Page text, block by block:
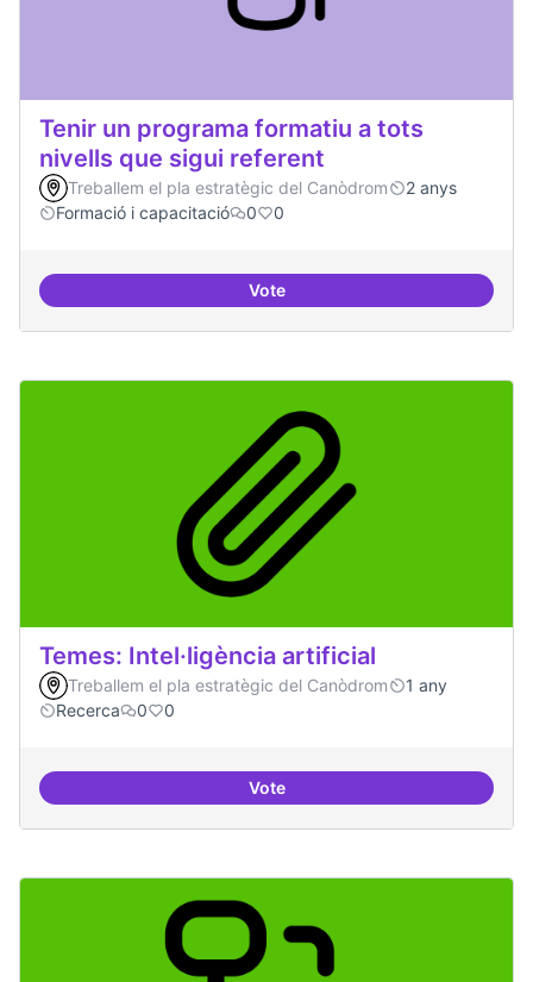
Tenir un programa formatiu a tots
nivells que sigui referent
Treballem el pla estratègic del Canòdrom
2 anys
Formació i capacitació
0 0
VoteTenir un programa formatiu a
Temes: Intel·ligència artificial
Treballem el pla estratègic del Canòdrom
1 any
Recerca
0 0
VoteTemes: Intel·ligència artificial